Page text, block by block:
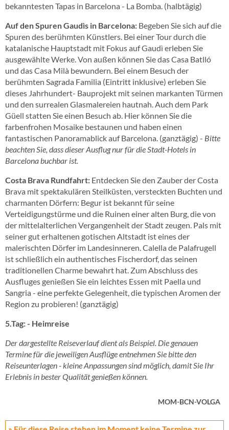
bekanntesten Tapas in Barcelona - La Bomba. (halbtägig)
Auf den Spuren Gaudìs in Barcelona: Begeben Sie sich auf die
Spuren des berühmten Künstlers. Bei einer Tour durch die
katalanische Hauptstadt mit Fokus auf Gaudì erleben Sie
ausgewählte Werke. Von außen können Sie das Casa Batlló
und das Casa Milà bewundern. Bei einem Besuch der
berühmten Sagrada Familia (Eintritt inklusive) erleben Sie
dieses Jahrhundert- Bauprojekt mit seinen markanten Türmen
und den surrealen Glasmalereien hautnah. Auch dem Park
Güell statten Sie einen Besuch ab. Hier können Sie die
farbenfrohen Mosaike bestaunen und haben einen
fantastischen Panoramablick auf Barcelona. (ganztägig) - Bitte
beachten Sie, dass dieser Ausflug nur für die Stadt-Hotels in
Barcelona buchbar ist.
Costa Brava Rundfahrt: Entdecken Sie den Zauber der Costa
Brava mit spektakulären Steilküsten, versteckten Buchten und
charmanten Dörfern: Begur ist bekannt für seine
Verteidigungstürme und die Ruinen einer alten Burg, die von
der mittelalterlichen Vergangenheit der Stadt zeugen. Pals mit
seiner gut erhaltenen gotischen Altstadt ist eines der
malerischten Dörfer im Landesinneren. Calella de Palafrugell
ist schließlich ein authentisches Fischerdorf, das seinen
traditionellen Charme bewahrt hat. Zum Abschluss des
Ausfluges genießen Sie ein leichtes Essen mit Paella und
Sangria - eine perfekte Gelegenheit, die typischen Aromen der
Region zu probieren! (ganztägig)
5.Tag: - Heimreise
Der dargestellte Reiseverlauf dient als Beispiel. Die genauen
Termine für die jeweiligen Ausflüge entnehmen Sie bitte den
Reiseunterlagen - kleine Anpassungen sind möglich, damit Sie Ihr
Erlebnis in bester Qualität genießen können.
MOM-BCN-VOLGA